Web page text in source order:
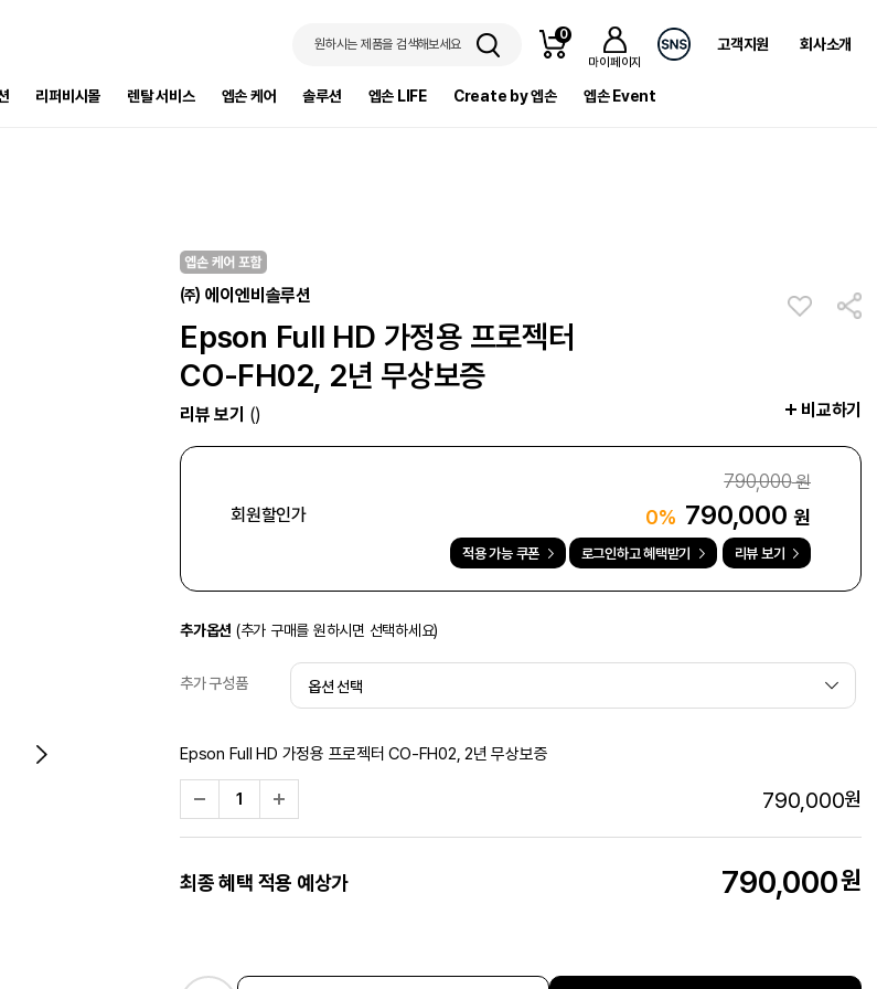
원하시는 제품을 검색해보세요
0
마이페이지
고객지원 회사소개
리퍼비시몰 렌탈 서비스 엡손 케어 솔루션 엡손 LIFE Create by 엡손 엡손 Event
㈜ 에이엔비솔루션
Epson Full HD 가정용 프로젝터
CO-FH02, 2년 무상보증
리뷰 보기 () 비교하기
790,000원
회원할인가
0% 790,000원
적용 가능 쿠폰 로그인하고 혜택받기 리뷰 보기
추가옵션 (추가 구매를 원하시면 선택하세요)
추가 구성품
Epson Full HD 가정용 프로젝터 CO-FH02, 2년 무상보증
790,000원
최종 혜택 적용 예상가 790,000원